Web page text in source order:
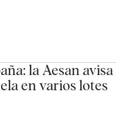
la Aesan avisa
en varios lotes